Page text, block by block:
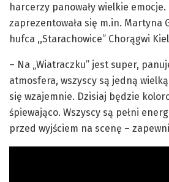
harcerzy panowały wielkie emocje.
zaprezentowała się m.in. Martyna
hufca ,,Starachowice” Chorągwi
– Na „Wiatraczku” jest super,
atmosfera, wszyscy są jedną
się wzajemnie. Dzisiaj będzie
śpiewająco. Wszyscy są pełni
przed wyjściem na scenę –